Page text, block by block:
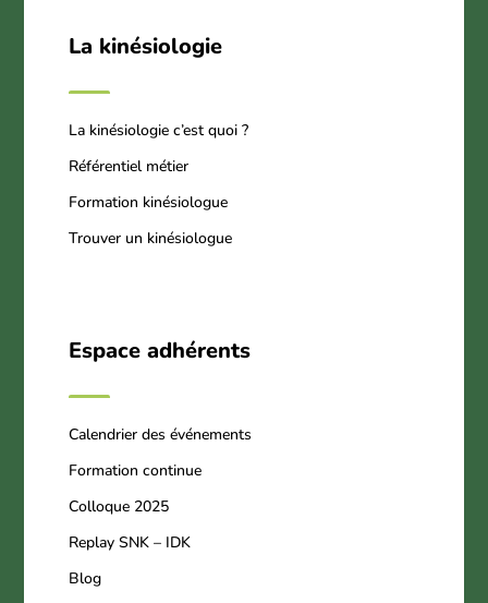
La kinésiologie
La kinésiologie c’est quoi ?
Référentiel métier
Formation kinésiologue
Trouver un kinésiologue
Espace adhérents
Calendrier des événements
Formation continue
Colloque 2025
Replay SNK – IDK
Blog